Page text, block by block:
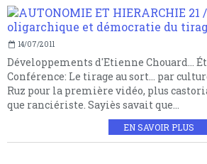
14/07/2011
Développements d'Etienne Chouard...
Conférence: Le tirage au sort... par
Ruz pour la première vidéo, plus
que ranciériste. Sayiès savait que...
EN SAVOIR PLUS